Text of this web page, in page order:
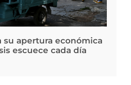
su apertura económica
escuece cada día